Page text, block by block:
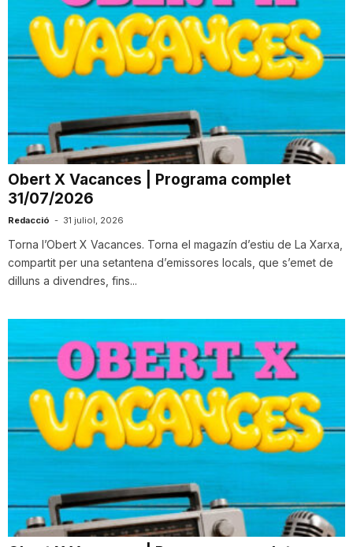
Obert X Vacances | Programa complet
31/07/2026
Redacció - 31 juliol, 2026
Torna l’Obert X Vacances. Torna el magazín d’estiu de La Xarxa,
compartit per una setantena d’emissores locals, que s’emet de
dilluns a divendres, fins...